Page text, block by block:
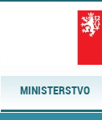
MINISTERSTVO